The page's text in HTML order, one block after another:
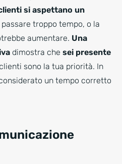
si aspettano un
troppo tempo, o la
aumentare. Una
dimostra che sei presente
sono la tua priorità. In
un tempo corretto